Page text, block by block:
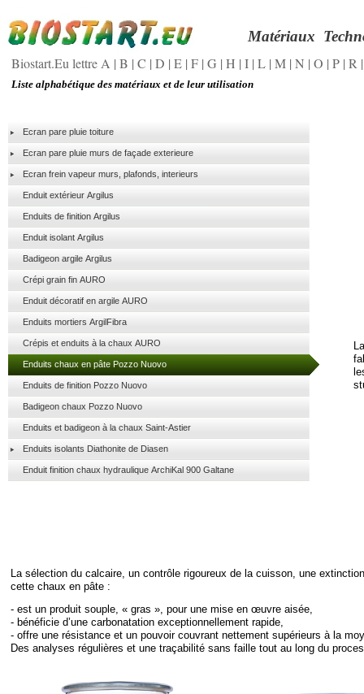
Ecran pare pluie toiture
Ecran pare pluie murs de façade exterieure
Ecran frein vapeur murs, plafonds, interieurs
Enduit extérieur Argilus
Enduits de finition Argilus
Enduit isolant Argilus
Badigeon argile Argilus
Crépi grain fin AURO
Enduit décoratif en argile AURO
Enduits mortiers ArgilFibra
Crépis et enduits à la chaux AURO
Enduits chaux en pâte Pozzo Nuovo
Enduits de finition Pozzo Nuovo
Badigeon chaux Pozzo Nuovo
Enduits et badigeon à la chaux Saint-Astier
Enduits isolants Diathonite de Diasen
Enduit finition chaux hydraulique ArchiKal 900 Galtane
Liste alphabétique des matériaux et de leur utilisation
Biostart.Eu lettre A | B | C | D | E | F | G | H | I | L | M | N | O | P | R
La sélection du calcaire, un contrôle rigoureux de la cuisson, une
cette chaux en pâte :
- est un produit souple, « gras », pour une mise en œuvre aisée,
- bénéficie d’une carbonatation exceptionnellement rapide,
- offre une résistance et un pouvoir couvrant nettement supérieurs à la
Des analyses régulières et une traçabilité sans faille tout au long du
Matériaux